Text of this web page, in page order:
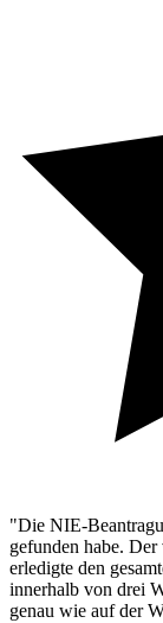
"Die NIE-
gefunden habe.
erledigte den
innerhalb von drei
genau wie auf der